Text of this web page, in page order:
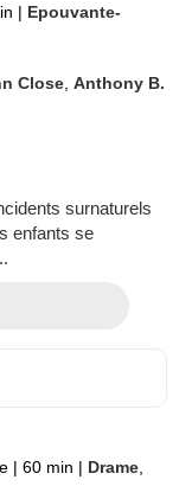
| Epouvante-
Close ,Anthony B.
surnaturels
enfants se
| 60 min | Drame